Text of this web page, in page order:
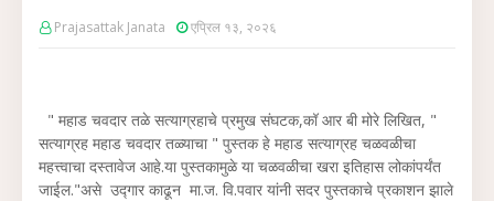
Prajasattak Janata एप्रिल १३, २०२६
" महाड चवदार तळे सत्याग्रहाचे प्रमुख संघटक,कॉ आर बी मोरे लिखित, "
सत्याग्रह महाड चवदार तळ्याचा " पुस्तक हे महाड सत्याग्रह चळवळीचा
महत्त्वाचा दस्तावेज आहे.या पुस्तकामुळे या चळवळीचा खरा इतिहास लोकांपर्यंत
जाईल."असे उद्गार काढून मा.ज. वि.पवार यांनी सदर पुस्तकाचे प्रकाशन झाले